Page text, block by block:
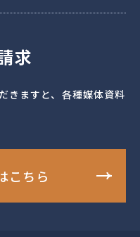
求
きますと、各種媒体資料
こちら